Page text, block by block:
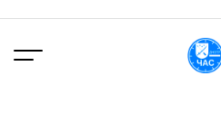
вмісту